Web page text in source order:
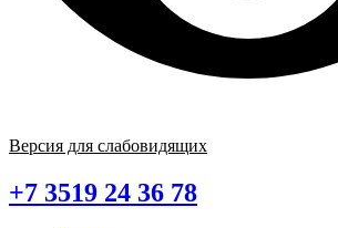
Версия для слабовидящих
+7 3519 24 36 78